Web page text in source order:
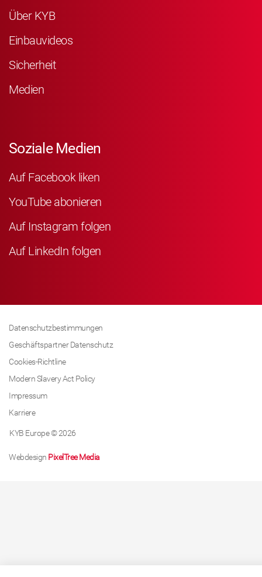
Über KYB
Einbauvideos
Sicherheit
Medien
Soziale Medien
Auf Facebook liken
YouTube abonieren
Auf Instagram folgen
Auf LinkedIn folgen
Datenschutzbestimmungen
Geschäftspartner Datenschutz
Cookies-Richtline
Modern Slavery Act Policy
Impressum
Karriere
KYB Europe © 2026
Webdesign PixelTree Media